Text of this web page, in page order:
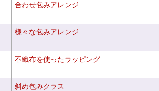
合わせ包みアレンジ
様々な包みアレンジ
不織布を使ったラッピング
斜め包みクラス